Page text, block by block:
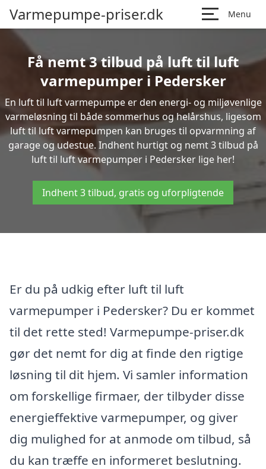
Varmepumpe-priser.dk Menu
Få nemt 3 tilbud på luft til luft
varmepumper i Pedersker
En luft til luft varmepumpe er den energi- og miljøvenlige
varmeløsning til både sommerhus og helårshus, ligesom
luft til luft varmepumpen kan bruges til opvarmning af
garage og udestue. Indhent hurtigt og nemt 3 tilbud på
luft til luft varmepumper i Pedersker lige her!
Indhent 3 tilbud, gratis og uforpligtende
Er du på udkig efter luft til luft
varmepumper i Pedersker? Du er kommet
til det rette sted! Varmepumpe-priser.dk
gør det nemt for dig at finde den rigtige
løsning til dit hjem. Vi samler information
om forskellige firmaer, der tilbyder disse
energieffektive varmepumper, og giver
dig mulighed for at anmode om tilbud, så
du kan træffe en informeret beslutning.